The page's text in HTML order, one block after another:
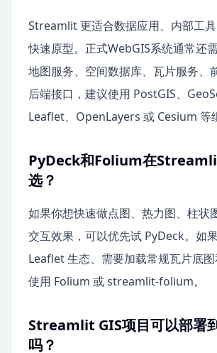
Streamlit 更适合数据应用、内部工
快速原型。正式WebGIS系统通常还需
地图服务、空间数据库、瓦片服务、
后端接口，建议使用 PostGIS、
Leaflet、OpenLayers 或 Cesium 等
PyDeck和Folium在
选？
如果你想快速做点图、热力图、柱状
交互效果，可以优先试 PyDeck。如
Leaflet 生态、需要加载常规瓦片底
使用 Folium 或 streamlit-folium。
Streamlit GIS项目可以部署
吗？